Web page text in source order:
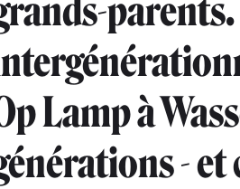
Lamp à
- et